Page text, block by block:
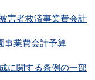
害者救済事業費会計
事業費会計予算
に関する条例の一部